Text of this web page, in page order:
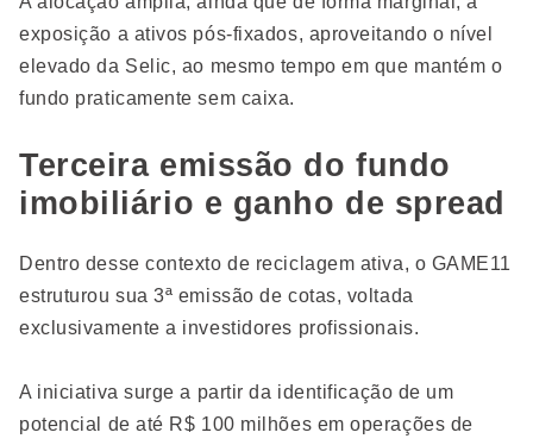
exposição a ativos pós-fixados, aproveitando o nível
elevado da Selic, ao mesmo tempo em que mantém o
fundo praticamente sem caixa.
Terceira emissão do fundo
imobiliário e ganho de spread
Dentro desse contexto de reciclagem ativa, o GAME11
estruturou sua 3ª emissão de cotas, voltada
exclusivamente a investidores profissionais.
A iniciativa surge a partir da identificação de um
potencial de até R$ 100 milhões em operações de